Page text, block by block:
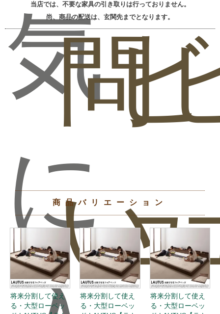
気
に
問
い
ビ
ュ
当店では、不要な家具の引き取りは行っておりません。
尚、商品の配送は、玄関先までとなります。
商品バリエーション
将来分割して使え
る・大型ローベッ
将来分割して使え
る・大型ローベッ
将来分割して使え
る・大型ローベッ